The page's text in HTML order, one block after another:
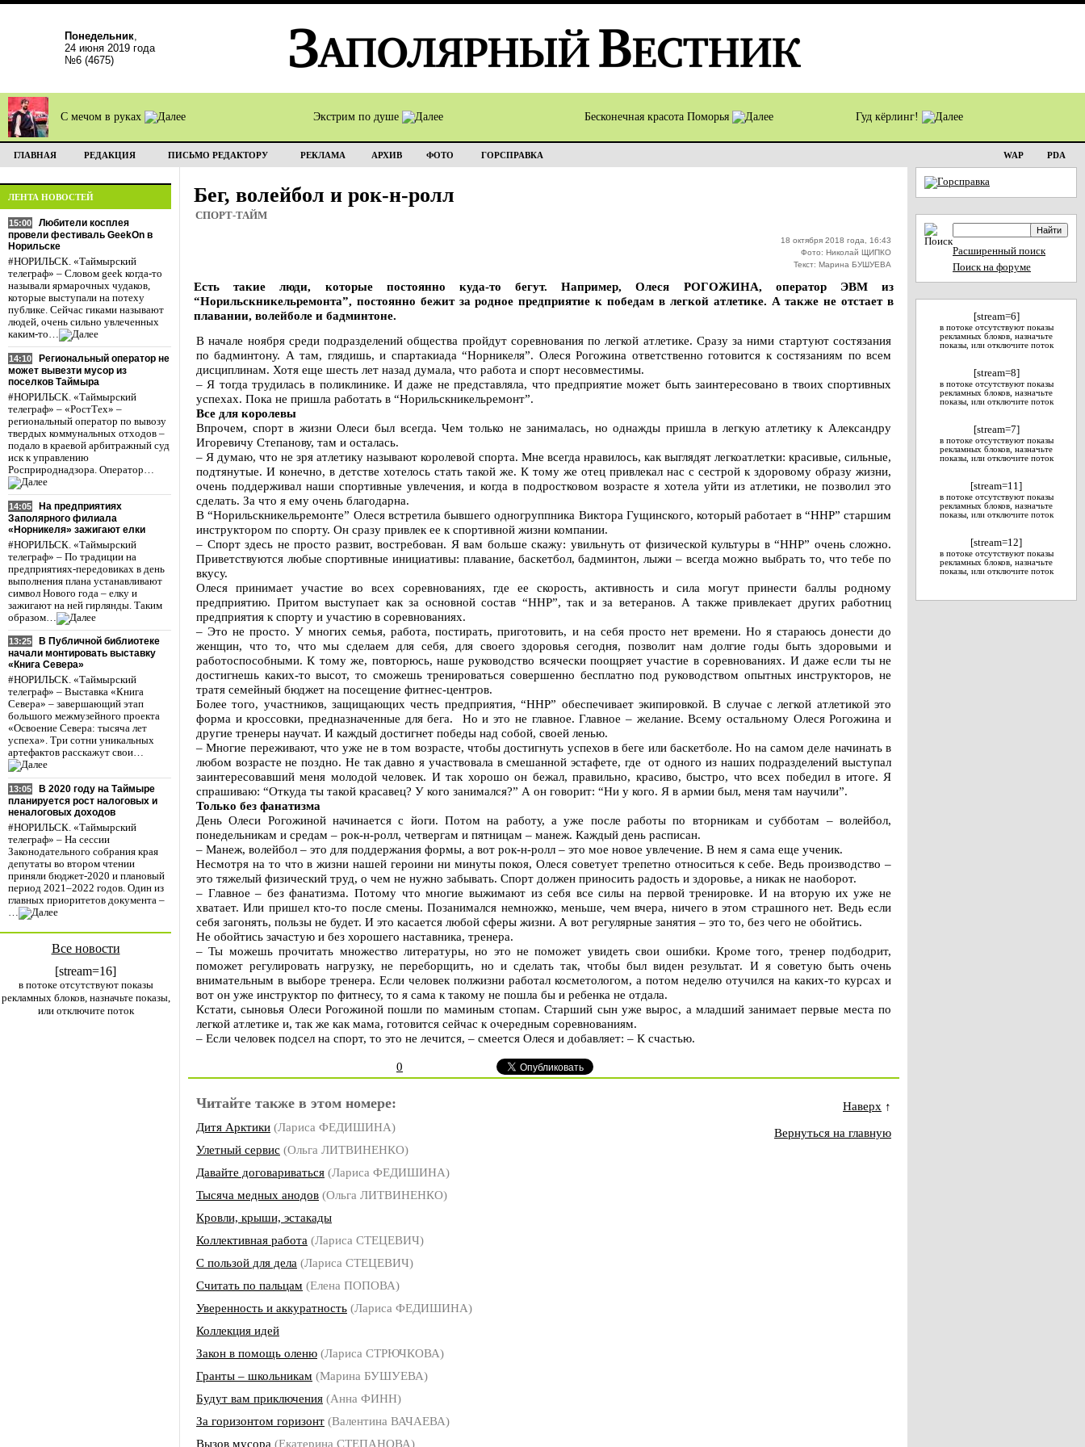
Понедельник,
24 июня 2019 года
№6 (4675)
С мечом в руках Экстрим по душе Бесконечная красота Поморья Гуд кёрлинг!
ГЛАВНАЯ РЕДАКЦИЯ ПИСЬМО РЕДАКТОРУ РЕКЛАМА АРХИВ ФОТО ГОРСПРАВКА WAP PDA
ЛЕНТА НОВОСТЕЙ
15:00
Любители косплея
провели фестиваль GeekOn в
Норильске
#НОРИЛЬСК. «Таймырский
телеграф» – Словом geek когда-то
называли ярмарочных чудаков,
которые выступали на потеху
публике. Сейчас гиками называют
людей, очень сильно увлеченных
каким-то…
14:10
Региональный оператор не
может вывезти мусор из
поселков Таймыра
#НОРИЛЬСК. «Таймырский
телеграф» – «РостТех» –
региональный оператор по вывозу
твердых коммунальных отходов –
подало в краевой арбитражный суд
иск к управлению
Росприроднадзора. Оператор…
14:05
На предприятиях
Заполярного филиала
«Норникеля» зажигают елки
#НОРИЛЬСК. «Таймырский
телеграф» – По традиции на
предприятиях-передовиках в день
выполнения плана устанавливают
символ Нового года – елку и
зажигают на ней гирлянды. Таким
образом…
13:25
В Публичной библиотеке
начали монтировать выставку
«Книга Севера»
#НОРИЛЬСК. «Таймырский
телеграф» – Выставка «Книга
Севера» – завершающий этап
большого межмузейного проекта
«Освоение Севера: тысяча лет
успеха». Три сотни уникальных
артефактов расскажут свои…
13:05
В 2020 году на Таймыре
планируется рост налоговых и
неналоговых доходов
#НОРИЛЬСК. «Таймырский
телеграф» – На сессии
Законодательного собрания края
депутаты во втором чтении
приняли бюджет-2020 и плановый
период 2021–2022 годов. Один из
главных приоритетов документа –
…
Все новости
[stream=16]
в потоке отсутствуют показы
рекламных блоков, назначьте показы,
или отключите поток
Бег, волейбол и рок-н-ролл
СПОРТ-ТАЙМ
18 октября 2018 года, 16:43
Фото: Николай ЩИПКО
Текст: Марина БУШУЕВА
Есть такие люди, которые постоянно куда-то бегут. Например, Олеся РОГОЖИНА, оператор ЭВМ из
“Норильскникельремонта”, постоянно бежит за родное предприятие к победам в легкой атлетике. А также не отстает в
плавании, волейболе и бадминтоне.
В начале ноября среди подразделений общества пройдут соревнования по легкой атлетике. Сразу за ними стартуют состязания
по бадминтону. А там, глядишь, и спартакиада “Норникеля”. Олеся Рогожина ответственно готовится к состязаниям по всем
дисциплинам. Хотя еще шесть лет назад думала, что работа и спорт несовместимы.
– Я тогда трудилась в поликлинике. И даже не представляла, что предприятие может быть заинтересовано в твоих спортивных
успехах. Пока не пришла работать в “Норильскникельремонт”.
Все для королевы
Впрочем, спорт в жизни Олеси был всегда. Чем только не занималась, но однажды пришла в легкую атлетику к Александру
Игоревичу Степанову, там и осталась.
– Я думаю, что не зря атлетику называют королевой спорта. Мне всегда нравилось, как выглядят легкоатлетки: красивые, сильные,
подтянутые. И конечно, в детстве хотелось стать такой же. К тому же отец привлекал нас с сестрой к здоровому образу жизни,
очень поддерживал наши спортивные увлечения, и когда в подростковом возрасте я хотела уйти из атлетики, не позволил это
сделать. За что я ему очень благодарна.
В “Норильскникельремонте” Олеся встретила бывшего одногруппника Виктора Гущинского, который работает в “ННР” старшим
инструктором по спорту. Он сразу привлек ее к спортивной жизни компании.
– Спорт здесь не просто развит, востребован. Я вам больше скажу: увильнуть от физической культуры в “ННР” очень сложно.
Приветствуются любые спортивные инициативы: плавание, баскетбол, бадминтон, лыжи – всегда можно выбрать то, что тебе по
вкусу.
Олеся принимает участие во всех соревнованиях, где ее скорость, активность и сила могут принести баллы родному
предприятию. Притом выступает как за основной состав “ННР”, так и за ветеранов. А также привлекает других работниц
предприятия к спорту и участию в соревнованиях.
– Это не просто. У многих семья, работа, постирать, приготовить, и на себя просто нет времени. Но я стараюсь донести до
женщин, что то, что мы сделаем для себя, для своего здоровья сегодня, позволит нам долгие годы быть здоровыми и
работоспособными. К тому же, повторюсь, наше руководство всячески поощряет участие в соревнованиях. И даже если ты не
достигнешь каких-то высот, то сможешь тренироваться совершенно бесплатно под руководством опытных инструкторов, не
тратя семейный бюджет на посещение фитнес-центров.
Более того, участников, защищающих честь предприятия, “ННР” обеспечивает экипировкой. В случае с легкой атлетикой это
форма и кроссовки, предназначенные для бега. Но и это не главное. Главное – желание. Всему остальному Олеся Рогожина и
другие тренеры научат. И каждый достигнет победы над собой, своей ленью.
– Многие переживают, что уже не в том возрасте, чтобы достигнуть успехов в беге или баскетболе. Но на самом деле начинать в
любом возрасте не поздно. Не так давно я участвовала в смешанной эстафете, где от одного из наших подразделений выступал
заинтересовавший меня молодой человек. И так хорошо он бежал, правильно, красиво, быстро, что всех победил в итоге. Я
спрашиваю: “Откуда ты такой красавец? У кого занимался?” А он говорит: “Ни у кого. Я в армии был, меня там научили”.
Только без фанатизма
День Олеси Рогожиной начинается с йоги. Потом на работу, а уже после работы по вторникам и субботам – волейбол,
понедельникам и средам – рок-н-ролл, четвергам и пятницам – манеж. Каждый день расписан.
– Манеж, волейбол – это для поддержания формы, а вот рок-н-ролл – это мое новое увлечение. В нем я сама еще ученик.
Несмотря на то что в жизни нашей героини ни минуты покоя, Олеся советует трепетно относиться к себе. Ведь производство –
это тяжелый физический труд, о чем не нужно забывать. Спорт должен приносить радость и здоровье, а никак не наоборот.
– Главное – без фанатизма. Потому что многие выжимают из себя все силы на первой тренировке. И на вторую их уже не
хватает. Или пришел кто-то после смены. Позанимался немножко, меньше, чем вчера, ничего в этом страшного нет. Ведь если
себя загонять, пользы не будет. И это касается любой сферы жизни. А вот регулярные занятия – это то, без чего не обойтись.
Не обойтись зачастую и без хорошего наставника, тренера.
– Ты можешь прочитать множество литературы, но это не поможет увидеть свои ошибки. Кроме того, тренер подбодрит,
поможет регулировать нагрузку, не переборщить, но и сделать так, чтобы был виден результат. И я советую быть очень
внимательным в выборе тренера. Если человек полжизни работал косметологом, а потом неделю отучился на каких-то курсах и
вот он уже инструктор по фитнесу, то я сама к такому не пошла бы и ребенка не отдала.
Кстати, сыновья Олеси Рогожиной пошли по маминым стопам. Старший сын уже вырос, а младший занимает первые места по
легкой атлетике и, так же как мама, готовится сейчас к очередным соревнованиям.
– Если человек подсел на спорт, то это не лечится, – смеется Олеся и добавляет: – К счастью.
0
Читайте также в этом номере:
Дитя Арктики (Лариса ФЕДИШИНА)
Улетный сервис (Ольга ЛИТВИНЕНКО)
Давайте договариваться (Лариса ФЕДИШИНА)
Тысяча медных анодов (Ольга ЛИТВИНЕНКО)
Кровли, крыши, эстакады
Коллективная работа (Лариса СТЕЦЕВИЧ)
С пользой для дела (Лариса СТЕЦЕВИЧ)
Считать по пальцам (Елена ПОПОВА)
Уверенность и аккуратность (Лариса ФЕДИШИНА)
Коллекция идей
Закон в помощь оленю (Лариса СТРЮЧКОВА)
Гранты – школьникам (Марина БУШУЕВА)
Будут вам приключения (Анна ФИНН)
За горизонтом горизонт (Валентина ВАЧАЕВА)
Вызов мусора (Екатерина СТЕПАНОВА)
Наверх ↑
Вернуться на главную
Расширенный поиск
Поиск на форуме
[stream=6]
в потоке отсутствуют показы
рекламных блоков, назначьте
показы, или отключите поток
[stream=8]
в потоке отсутствуют показы
рекламных блоков, назначьте
показы, или отключите поток
[stream=7]
в потоке отсутствуют показы
рекламных блоков, назначьте
показы, или отключите поток
[stream=11]
в потоке отсутствуют показы
рекламных блоков, назначьте
показы, или отключите поток
[stream=12]
в потоке отсутствуют показы
рекламных блоков, назначьте
показы, или отключите поток